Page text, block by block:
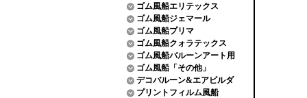
ゴム風船エリテックス
ゴム風船ジェマール
ゴム風船プリマ
ゴム風船クォラテックス
ゴム風船バルーンアート用
ゴム風船「その他」
デコバルーン&エアビルダ
プリントフィルム風船